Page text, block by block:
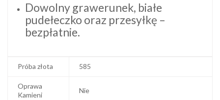
Dowolny grawerunek, białe
pudełeczko oraz przesyłkę –
bezpłatnie.
Próba złota 585
Oprawa
Kamieni
Nie